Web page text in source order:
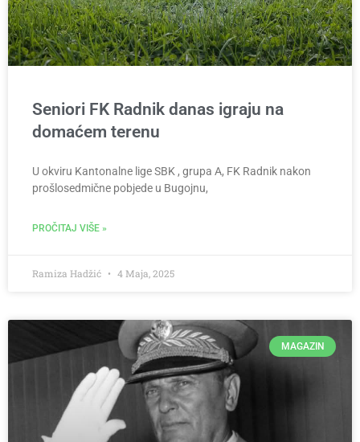
Seniori FK Radnik danas igraju na
domaćem terenu
U okviru Kantonalne lige SBK , grupa A, FK Radnik nakon
prošlosedmične pobjede u Bugojnu,
PROČITAJ VIŠE »
Ramiza Hadžić 4 Maja, 2025
MAGAZIN